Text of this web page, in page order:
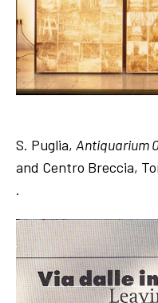
S. Puglia, Antiquarium
and Centro Breccia,
.